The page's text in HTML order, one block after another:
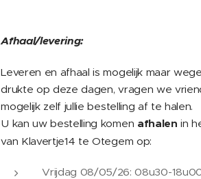
Afhaal/levering:
Leveren en afhaal is mogelijk maar
drukte op deze dagen, vragen we
mogelijk zelf jullie bestelling af te halen.
U kan uw bestelling komen afhalen in
van Klavertje14 te Otegem op:
Vrijdag 08/05/26: 08u30-